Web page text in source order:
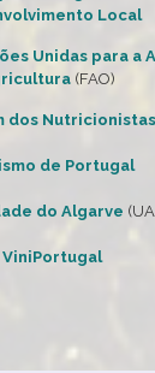
Local
Unidas para a
(FAO)
dos Nutricionistas
de Portugal
do Algarve
ViniPortugal